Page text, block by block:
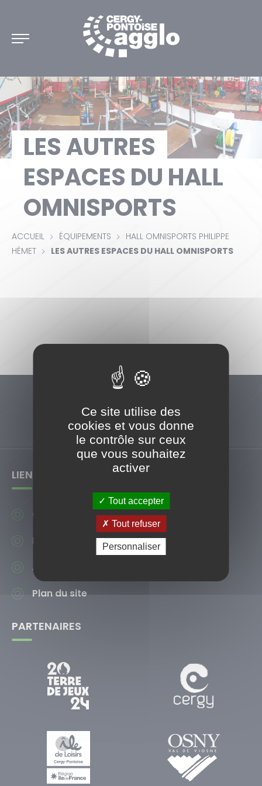
DÉCOUVRIR CERGY-PONTOISE
DISCIPLINES
CARTE INTERACTIVE
LES AUTRES
ESPACES DU HALL
OMNISPORTS
ACCUEIL ÉQUIPEMENTS
HALL OMNISPORTS PHILIPPE
HÉMET
LES AUTRES ESPACES DU HALL OMNISPORTS
LIENS UTILES
Contact
Mentions légales
Accessibilité
Plan du site
PARTENAIRES
ShareThis est désactivé.
Autoriser
Ce site utilise des
cookies et vous donne
le contrôle sur ceux
que vous souhaitez
activer
Tout accepter
Tout refuser
Personnaliser